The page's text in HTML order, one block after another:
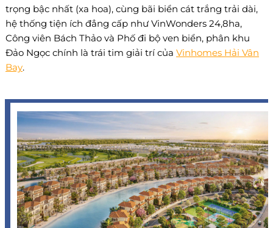
trọng bậc nhất (xa hoa), cùng bãi biển cát trắng trải dài,
hệ thống tiện ích đẳng cấp như VinWonders 24,8ha,
Công viên Bách Thảo và Phố đi bộ ven biển, phân khu
Đảo Ngọc chính là trái tim giải trí của Vinhomes Hải Vân
Bay.